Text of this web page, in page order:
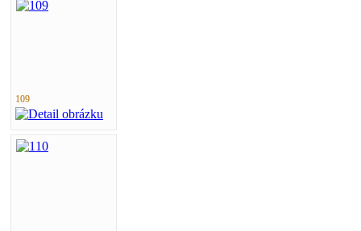
109